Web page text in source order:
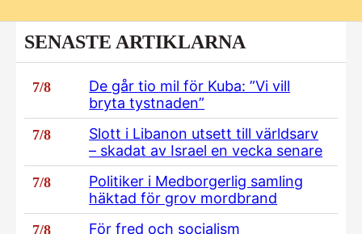
SENASTE ARTIKLARNA
7/8
De går tio mil för Kuba: ”Vi vill
bryta tystnaden”
7/8
Slott i Libanon utsett till världsarv
– skadat av Israel en vecka senare
7/8
Politiker i Medborgerlig samling
häktad för grov mordbrand
7/8 För fred och socialism